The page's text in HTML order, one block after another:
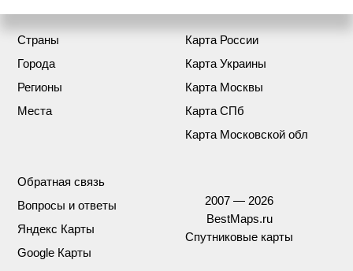
Страны
Города
Регионы
Места
Карта России
Карта Украины
Карта Москвы
Карта СПб
Карта Московской обл
Обратная связь
Вопросы и ответы
Яндекс Карты
Google Карты
2007 — 2026
BestMaps.ru
Спутниковые карты